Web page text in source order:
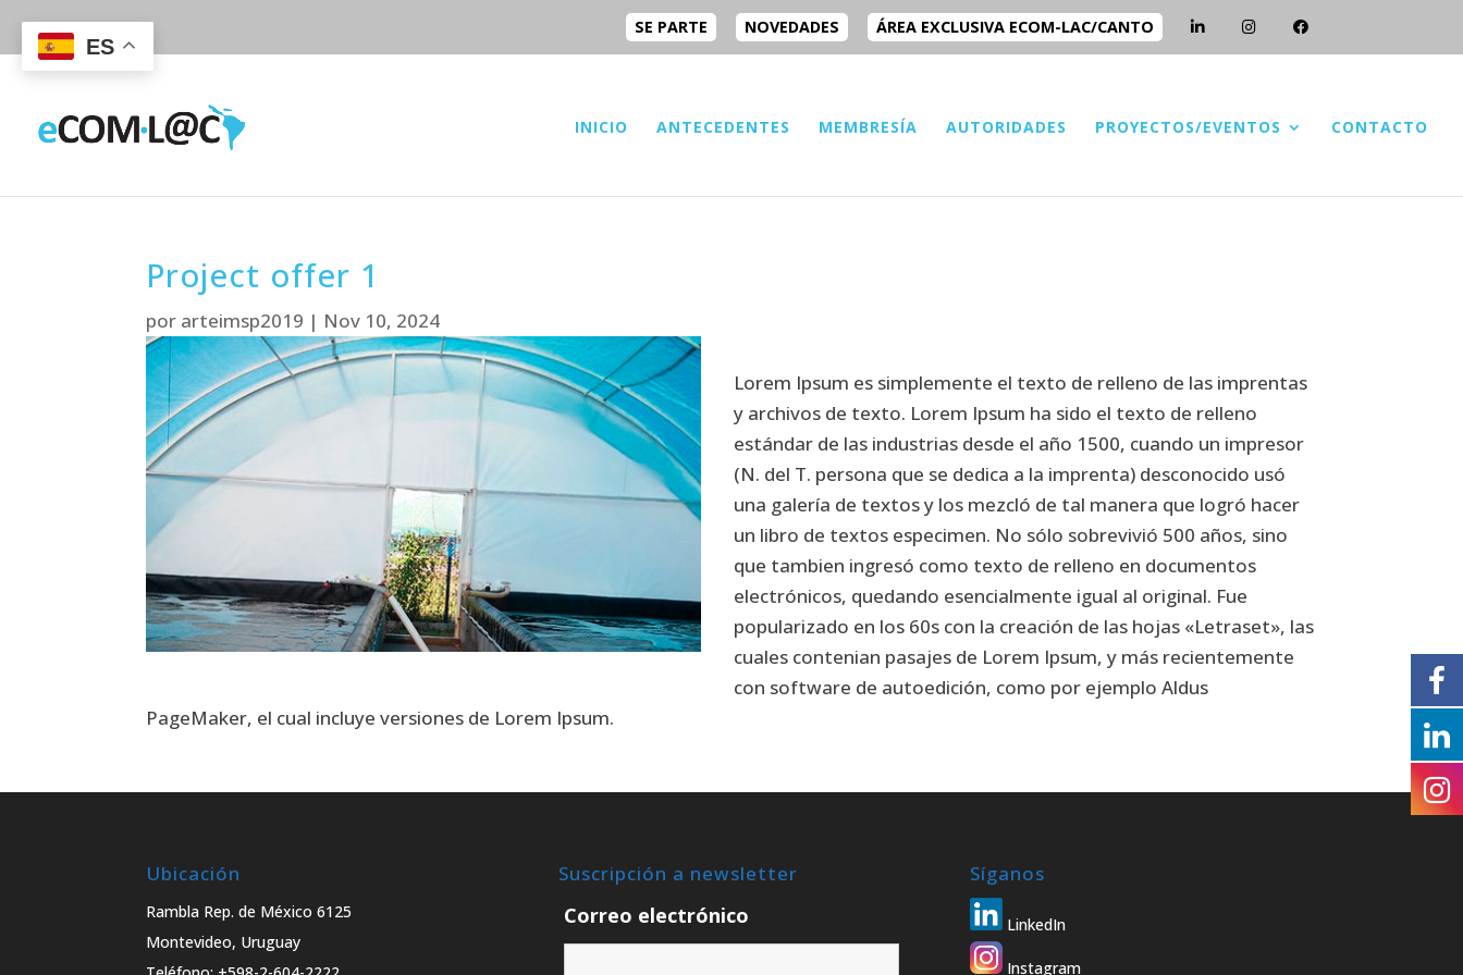
SE PARTE NOVEDADES ÁREA EXCLUSIVA ECOM-LAC/CANTO
INICIO ANTECEDENTES MEMBRESÍA AUTORIDADES PROYECTOS/EVENTOS CONTACTO
Project offer 1
por arteimsp2019 | Nov 10, 2024
Lorem Ipsum es simplemente el texto de relleno de las imprentas
y archivos de texto. Lorem Ipsum ha sido el texto de relleno
estándar de las industrias desde el año 1500, cuando un impresor
(N. del T. persona que se dedica a la imprenta) desconocido usó
una galería de textos y los mezcló de tal manera que logró hacer
un libro de textos especimen. No sólo sobrevivió 500 años, sino
que tambien ingresó como texto de relleno en documentos
electrónicos, quedando esencialmente igual al original. Fue
popularizado en los 60s con la creación de las hojas «Letraset», las
cuales contenian pasajes de Lorem Ipsum, y más recientemente
con software de autoedición, como por ejemplo Aldus
PageMaker, el cual incluye versiones de Lorem Ipsum.
Ubicación
Rambla Rep. de México 6125
Montevideo, Uruguay
Suscripción a newsletter
Correo electrónico
Síganos
LinkedIn
Instagram
ES